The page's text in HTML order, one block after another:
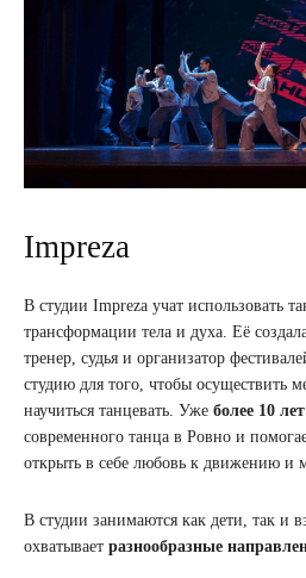
Impreza
В студии Impreza учат использовать
трансформации тела и духа. Её
тренер, судья и организатор
студию для того, чтобы осуществить
научиться танцевать. Уже более 10 лет
современного танца в Ровно и
открыть в себе любовь к движению и
В студии занимаются как дети, так и
охватывает разнообразные